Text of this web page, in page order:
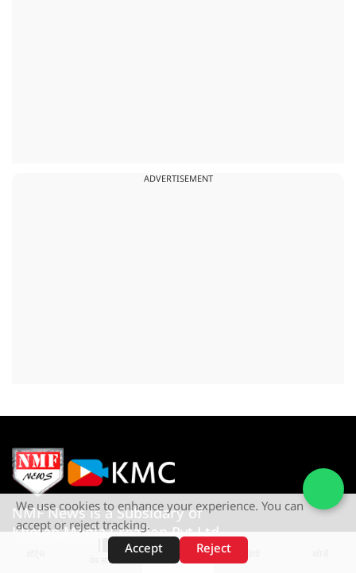
ADVERTISEMENT
वेब स्टोरीज़
NMF News is a Subsidary of
Khetan Media Creation Pvt Ltd
We use cookies to enhance your experience. You can
accept or reject tracking.
Accept
Reject